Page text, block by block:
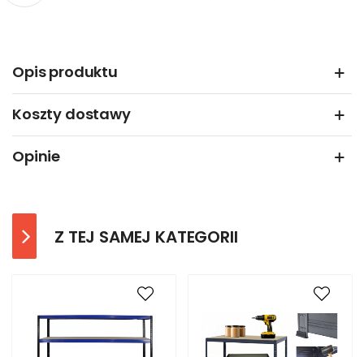
Opis produktu
Koszty dostawy
Opinie
Z TEJ SAMEJ KATEGORII